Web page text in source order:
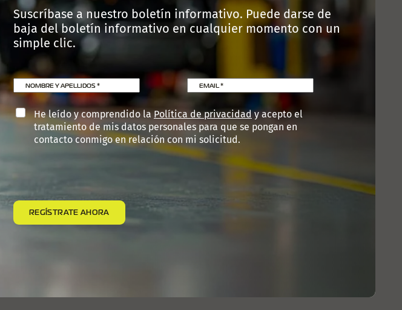
Suscríbase a nuestro boletín informativo. Puede darse de
baja del boletín informativo en cualquier momento con un
simple clic.
NOMBRE Y APELLIDOS* EMAIL *
He leído y comprendido laPolítica de privacidady acepto el
tratamiento de mis datos personales para que se pongan en
contacto conmigo en relación con mi solicitud.
REGÍSTRATE AHORA